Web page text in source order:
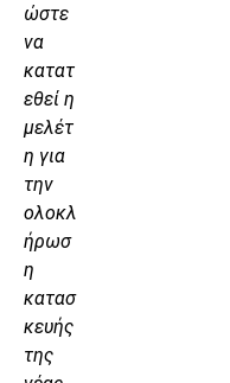
ώστε
να
κατατ
εθεί η
μελέτ
η για
την
ολοκλ
ήρωσ
η
κατασ
κευής
της